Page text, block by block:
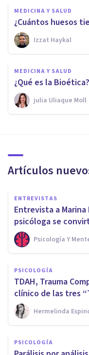
MEDICINA Y SALUD
¿Cuántos huesos
Izzat Haykal
MEDICINA Y SALUD
¿Qué es la
​julia Uliaque Moll
Artículos
ENTREVISTAS
Entrevista a
psicóloga se
Psicología Y
PSICOLOGÍA
TDAH, Trauma
clínico de las tres
Hermelinda
PSICOLOGÍA